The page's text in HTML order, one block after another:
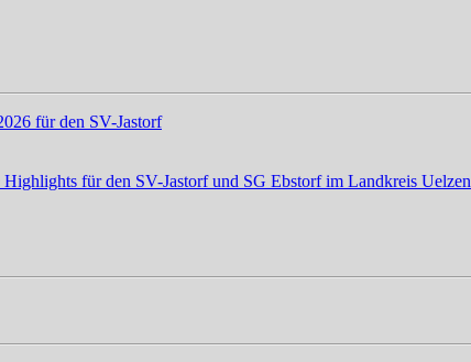
für den SV-Jastorf
für den SV-Jastorf und SG Ebstorf im Landkreis Uelzen